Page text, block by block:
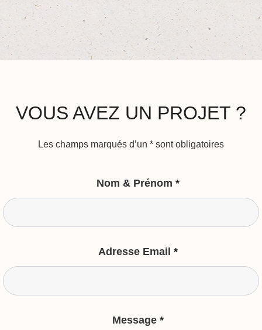
VOUS AVEZ UN PROJET ?
Les champs marqués d’un * sont obligatoires
Nom & Prénom *
Adresse Email *
Message *